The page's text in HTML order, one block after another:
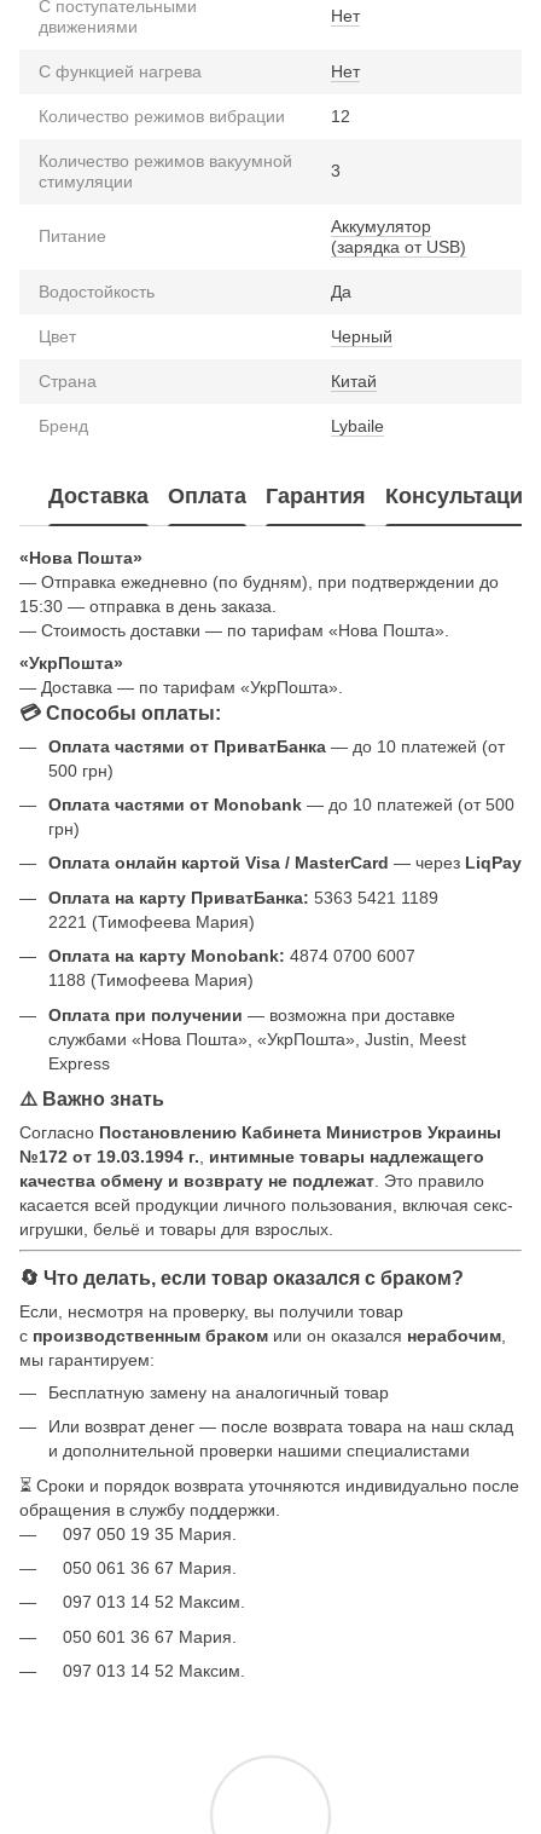
С поступательными
движениями
Нет
С функцией нагрева Нет
Количество режимов вибрации 12
Количество режимов вакуумной
стимуляции
3
Питание
Аккумулятор
(зарядка от USB)
Водостойкость Да
Цвет Черный
Страна Китай
Бренд Lybaile
Доставка Оплата Гарантия Консультация
«Нова Пошта»
— Отправка ежедневно (по будням), при подтверждении до
15:30 — отправка в день заказа.
— Стоимость доставки — по тарифам «Нова Пошта».
«УкрПошта»
— Доставка — по тарифам «УкрПошта».
💳 Способы оплаты:
Оплата частями от ПриватБанка — до 10 платежей (от
500 грн)
Оплата частями от Monobank — до 10 платежей (от 500
грн)
Оплата онлайн картой Visa / MasterCard — через LiqPay
Оплата на карту ПриватБанка: 5363 5421 1189
2221 (Тимофеева Мария)
Оплата на карту Monobank: 4874 0700 6007
1188 (Тимофеева Мария)
Оплата при получении — возможна при доставке
службами «Нова Пошта», «УкрПошта», Justin, Meest
Express
⚠️ Важно знать
Согласно Постановлению Кабинета Министров Украины
№172 от 19.03.1994 г.
интимные товары надлежащего
качества обмену и возврату не подлежат . Это правило
касается всей продукции личного пользования, включая секс-
игрушки, бельё и товары для взрослых.
🔄 Что делать, если товар оказался с браком?
Если, несмотря на проверку, вы получили товар
с производственным браком или он оказался нерабочим
мы гарантируем:
Бесплатную замену на аналогичный товар
Или возврат денег — после возврата товара на наш склад
и дополнительной проверки нашими специалистами
⏳ Сроки и порядок возврата уточняются индивидуально после
обращения в службу поддержки.
097 050 19 35 Мария.
050 061 36 67 Мария.
097 013 14 52 Максим.
050 601 36 67 Мария.
097 013 14 52 Максим.